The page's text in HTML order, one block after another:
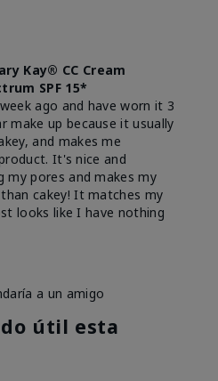
Kay® CC Cream
SPF 15*
ago and have worn it 3
make up because it usually
and makes me
It's nice and
pores and makes my
cakey! It matches my
looks like I have nothing
a un amigo
útil esta